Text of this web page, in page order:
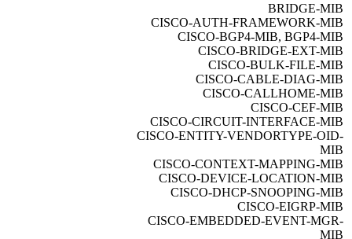
BRIDGE-MIB
CISCO-AUTH-FRAMEWORK-MIB
CISCO-BGP4-MIB, BGP4-MIB
CISCO-BRIDGE-EXT-MIB
CISCO-BULK-FILE-MIB
CISCO-CABLE-DIAG-MIB
CISCO-CALLHOME-MIB
CISCO-CEF-MIB
CISCO-CIRCUIT-INTERFACE-MIB
CISCO-ENTITY-VENDORTYPE-OID-
MIB
CISCO-CONTEXT-MAPPING-MIB
CISCO-DEVICE-LOCATION-MIB
CISCO-DHCP-SNOOPING-MIB
CISCO-EIGRP-MIB
CISCO-EMBEDDED-EVENT-MGR-
MIB